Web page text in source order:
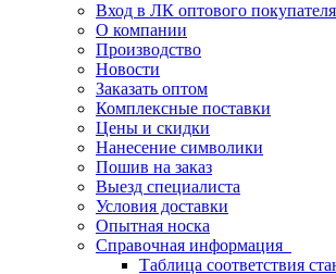
Вход в ЛК оптового покупателя
О компании
Производство
Новости
Заказать оптом
Комплексные поставки
Цены и скидки
Нанесение символики
Пошив на заказ
Выезд специалиста
Условия доставки
Опытная носка
Справочная информация
Таблица соответствия